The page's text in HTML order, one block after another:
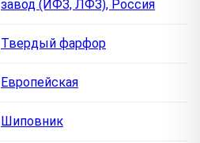
завод (ИФЗ, ЛФЗ), Россия
Твердый фарфор
Европейская
Шиповник